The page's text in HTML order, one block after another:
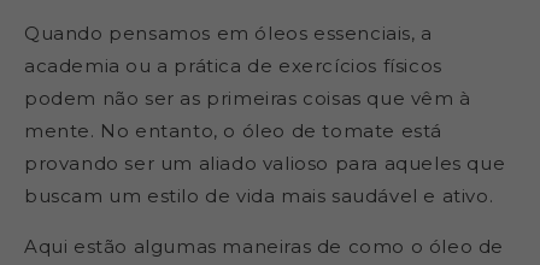
Quando pensamos em óleos essenciais, a
academia ou a prática de exercícios físicos
podem não ser as primeiras coisas que vêm à
mente. No entanto, o óleo de tomate está
provando ser um aliado valioso para aqueles que
buscam um estilo de vida mais saudável e ativo.
Aqui estão algumas maneiras de como o óleo de